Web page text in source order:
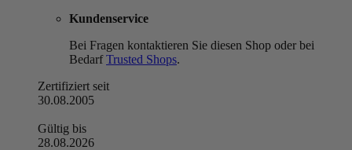
Kundenservice
Bei Fragen kontaktieren Sie diesen Shop oder bei
BedarfTrusted Shops.
Zertifiziert seit
30.08.2005
Gültig bis
28.08.2026